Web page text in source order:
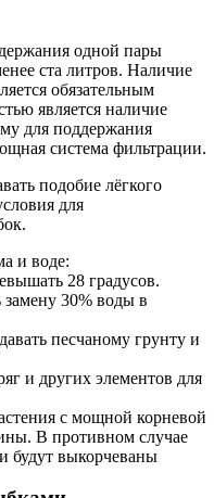
одной пары
ста литров. Наличие
обязательным
является наличие
для поддержания
система фильтрации.
подобие лёгкого
для
и воде:
28 градусов.
замену 30% воды в
песчаному грунту и
и других элементов для
с мощной корневой
В противном случае
будут выкорчеваны